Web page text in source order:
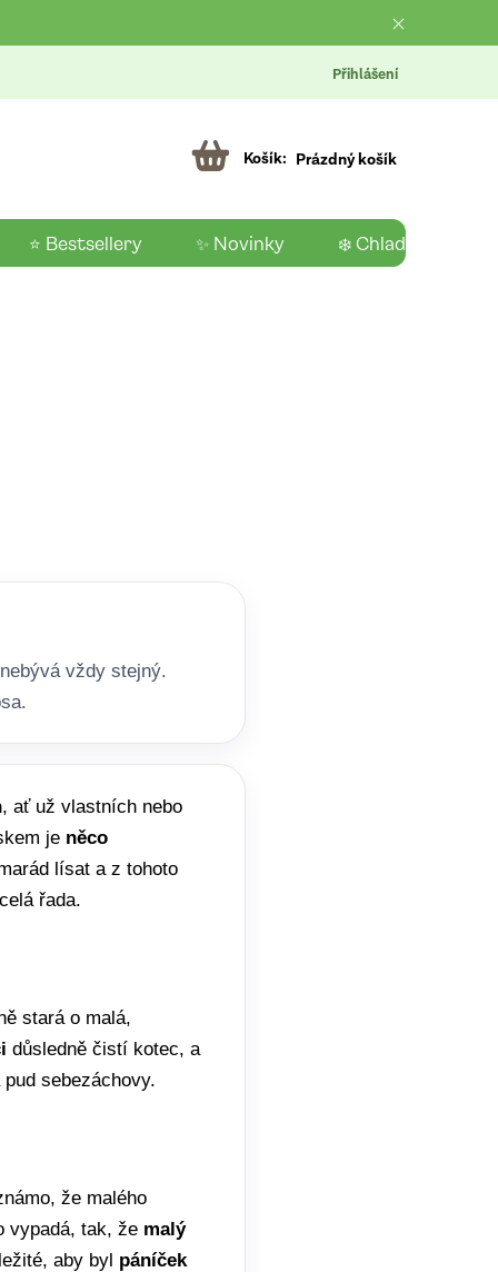
Přihlášení
Prázdný košík
⭐ Bestsellery ✨ Novinky ❄️ Chladící
vždy stejný.
, ať už vlastních nebo
je něco
lísat a z tohoto
řada.
stará o malá,
důsledně čistí kotec, a
sebezáchovy.
že malého
vypadá, tak, že malý
aby byl páníček